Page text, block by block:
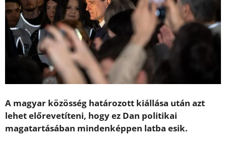
A magyar közösség határozott kiállása után azt
lehet előrevetíteni, hogy ez Dan politikai
magatartásában mindenképpen latba esik.